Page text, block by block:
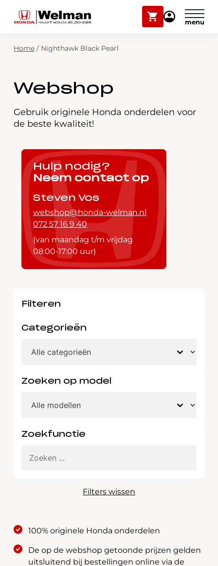
Winkelwagen
Mijn
Modellen
Over ons
Webshop
Contact
Zoekfunctie
Plan onderhoud
Mijn Honda Welman
Home / Nighthawk Black Pearl
Webshop
Gebruik originele Honda onderdelen voor
de beste kwaliteit!
Hulp nodig?
Neem contact op
Steven Vos
webshop@honda-welman.nl
072 57 16 9 40
(van maandag t/m vrijdag
08:00-17:00 uur)
Filteren
Categorieën
Zoeken op model
Zoekfunctie
Filters wissen
100% originele Honda onderdelen
De op de webshop getoonde prijzen gelden
uitsluitend bij bestellingen online via de